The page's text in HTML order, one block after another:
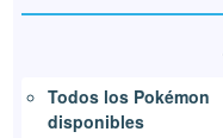
Todos los Pokémon
disponibles